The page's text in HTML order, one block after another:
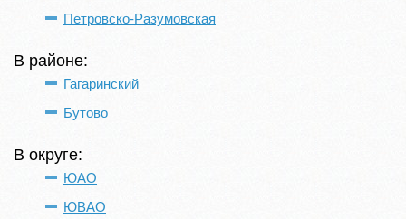
Петровско-Разумовская
В районе:
Гагаринский
Бутово
В округе:
ЮАО
ЮВАО